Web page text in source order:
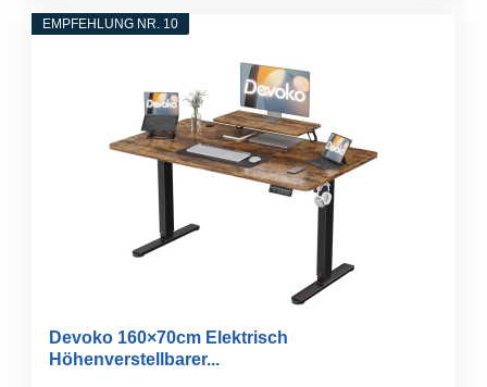
EMPFEHLUNG NR. 10
Devoko 160×70cm Elektrisch
Höhenverstellbarer...